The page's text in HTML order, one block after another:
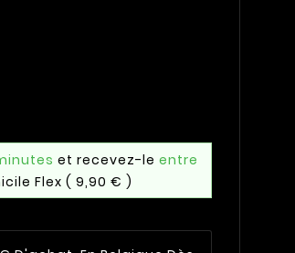
et recevez-le entre
Flex ( 9,90 € )